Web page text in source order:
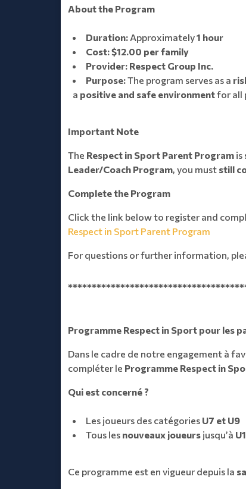
About the Program
Duration: Approximately1 hour
Cost:$12.00 per family
Provider: Respect Group Inc.
Purpose:The program serves as a
a positive and safe environmentfor all
Important Note
The Respect in Sport Parent Program is
Leader/Coach Program, you must still
Complete the Program
Click the link below to register and
Respect in Sport Parent Program
For questions or further information,
Programme Respect in Sport pour les
Dans le cadre de notre engagement à
compléter le Programme Respect in
Qui est concerné ?
Les joueurs des catégories U7 et U9
Tous les nouveaux joueurs jusqu’à
Ce programme est en vigueur depuis la